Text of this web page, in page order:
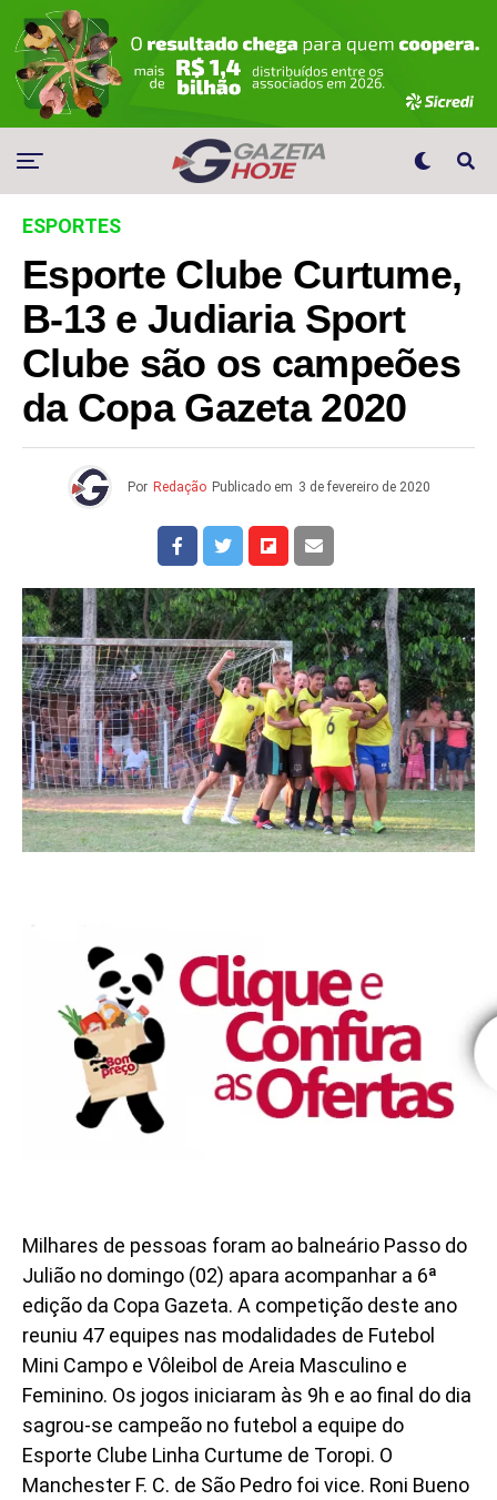
ESPORTES
Esporte Clube Curtume,
B-13 e Judiaria Sport
Clube são os campeões
da Copa Gazeta 2020
Por Redação Publicado em 3 de fevereiro de 2020
Milhares de pessoas foram ao balneário Passo do
Julião no domingo (02) apara acompanhar a 6ª
edição da Copa Gazeta. A competição deste ano
reuniu 47 equipes nas modalidades de Futebol
Mini Campo e Vôleibol de Areia Masculino e
Feminino. Os jogos iniciaram às 9h e ao final do dia
sagrou-se campeão no futebol a equipe do
Esporte Clube Linha Curtume de Toropi. O
Manchester F. C. de São Pedro foi vice. Roni Bueno